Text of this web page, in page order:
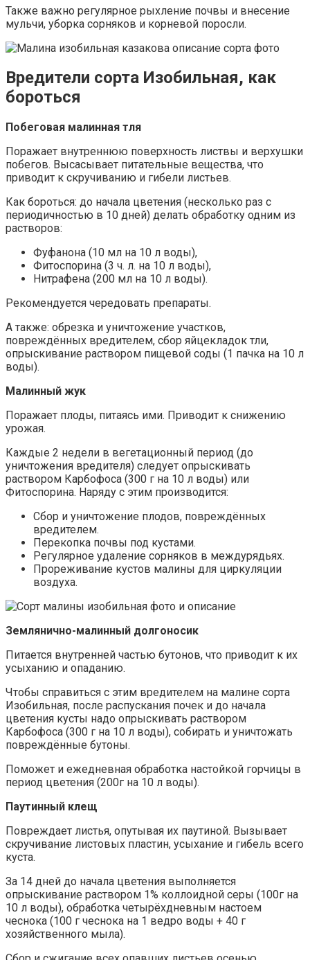
Также важно регулярное рыхление почвы и внесение
мульчи, уборка сорняков и корневой поросли.
Вредители сорта Изобильная, как
бороться
Побеговая малинная тля
Поражает внутреннюю поверхность листвы и верхушки
побегов. Высасывает питательные вещества, что
приводит к скручиванию и гибели листьев.
Как бороться: до начала цветения (несколько раз с
периодичностью в 10 дней) делать обработку одним из
растворов:
Фуфанона (10 мл на 10 л воды),
Фитоспорина (3 ч. л. на 10 л воды),
Нитрафена (200 мл на 10 л воды).
Рекомендуется чередовать препараты.
А также: обрезка и уничтожение участков,
повреждённых вредителем, сбор яйцекладок тли,
опрыскивание раствором пищевой соды (1 пачка на 10 л
воды).
Малинный жук
Поражает плоды, питаясь ими. Приводит к снижению
урожая.
Каждые 2 недели в вегетационный период (до
уничтожения вредителя) следует опрыскивать
раствором Карбофоса (300 г на 10 л воды) или
Фитоспорина. Наряду с этим производится:
Сбор и уничтожение плодов, повреждённых
вредителем.
Перекопка почвы под кустами.
Регулярное удаление сорняков в междурядьях.
Прореживание кустов малины для циркуляции
воздуха.
Землянично-малинный долгоносик
Питается внутренней частью бутонов, что приводит к их
усыханию и опаданию.
Чтобы справиться с этим вредителем на малине сорта
Изобильная, после распускания почек и до начала
цветения кусты надо опрыскивать раствором
Карбофоса (300 г на 10 л воды), собирать и уничтожать
повреждённые бутоны.
Поможет и ежедневная обработка настойкой горчицы в
период цветения (200г на 10 л воды).
Паутинный клещ
Повреждает листья, опутывая их паутиной. Вызывает
скручивание листовых пластин, усыхание и гибель всего
куста.
За 14 дней до начала цветения выполняется
опрыскивание раствором 1% коллоидной серы (100г на
10 л воды), обработка четырёхдневным настоем
чеснока (100 г чеснока на 1 ведро воды + 40 г
хозяйственного мыла).